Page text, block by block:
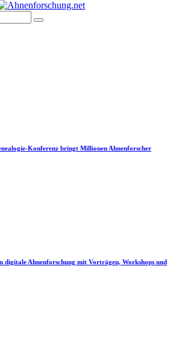
Konferenz bringt Millionen Ahnenforscher
digitale Ahnenforschung mit Vorträgen, Workshops und